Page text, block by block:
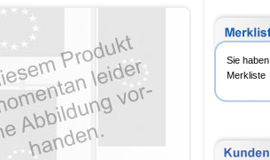
Sie haben
Merkliste